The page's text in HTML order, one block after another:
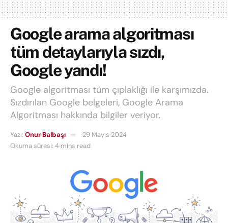
Google arama algoritması
tüm detaylarıyla sızdı,
Google yandı!
Google algoritması tüm çıplaklığı ile karşımızda.
Sızdırılan Google belgeleri, Google Arama
Algoritması hakkında bilgiler veriyor.
Yazı: Onur Balbaşı
29 Mayıs 2024
Okuma süresi: 4 mins read